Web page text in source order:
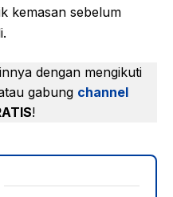
kemasan sebelum
dengan mengikuti
gabung channel
!